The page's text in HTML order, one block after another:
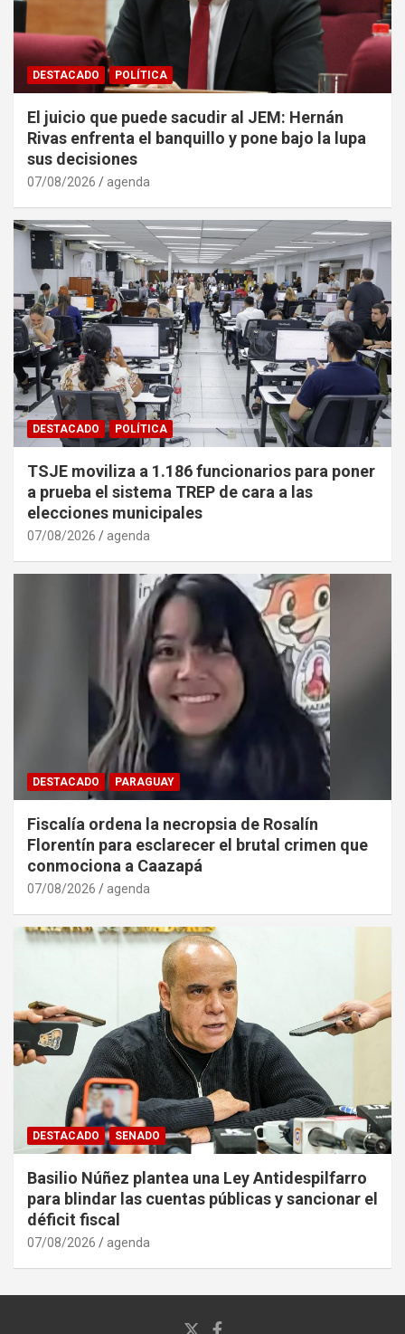
DESTACADO POLÍTICA
El juicio que puede sacudir al JEM: Hernán
Rivas enfrenta el banquillo y pone bajo la lupa
sus decisiones
07/08/2026 agenda
DESTACADO POLÍTICA
TSJE moviliza a 1.186 funcionarios para poner
a prueba el sistema TREP de cara a las
elecciones municipales
07/08/2026 agenda
DESTACADO PARAGUAY
Fiscalía ordena la necropsia de Rosalín
Florentín para esclarecer el brutal crimen que
conmociona a Caazapá
07/08/2026 agenda
DESTACADO SENADO
Basilio Núñez plantea una Ley Antidespilfarro
para blindar las cuentas públicas y sancionar el
déficit fiscal
07/08/2026 agenda